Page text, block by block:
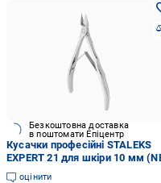
Безкоштовна доставка
в поштомати Епіцентр
Кусачки професійні STALEKS
EXPERT 21 для шкіри 10 мм
21-10
оцінити